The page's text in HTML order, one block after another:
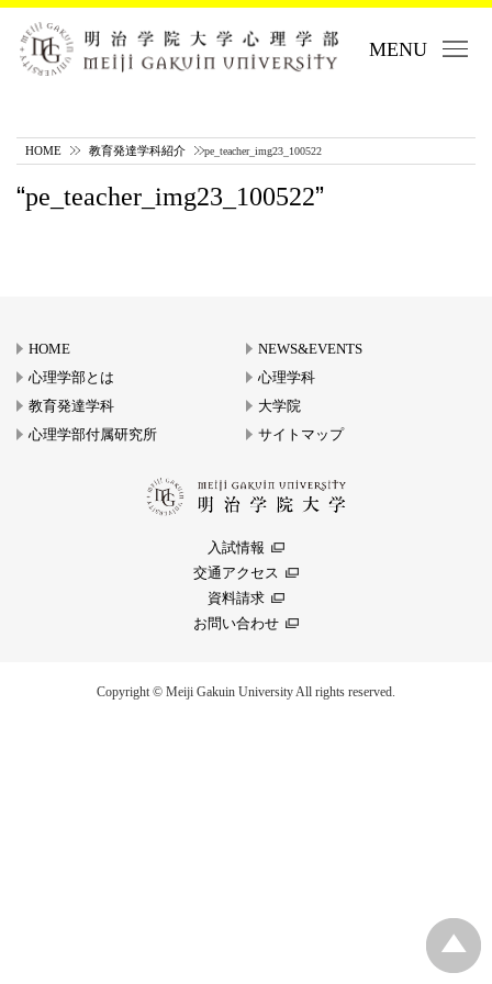
MENU
HOME 教育発達学科紹介 pe_teacher_img23_100522
pe_teacher_img23_100522
HOME
NEWS&EVENTS
心理学部とは
心理学科
教育発達学科
大学院
心理学部付属研究所
サイトマップ
入試情報
交通アクセス
資料請求
お問い合わせ
Copyright © Meiji Gakuin University All rights reserved.